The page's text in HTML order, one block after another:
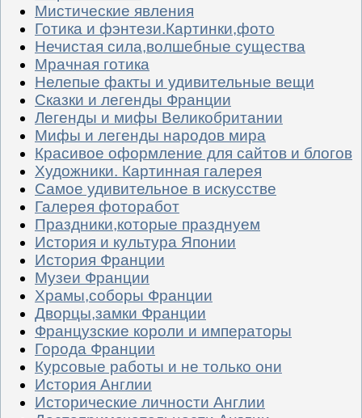
Мистические явления
Готика и фэнтези.Картинки,фото
Нечистая сила,волшебные существа
Мрачная готика
Нелепые факты и удивительные вещи
Сказки и легенды Франции
Легенды и мифы Великобритании
Мифы и легенды народов мира
Красивое оформление для сайтов и блогов
Художники. Картинная галерея
Самое удивительное в искусстве
Галерея фоторабот
Праздники,которые празднуем
История и культура Японии
История Франции
Музеи Франции
Храмы,соборы Франции
Дворцы,замки Франции
Французские короли и императоры
Города Франции
Курсовые работы и не только они
История Англии
Исторические личности Англии